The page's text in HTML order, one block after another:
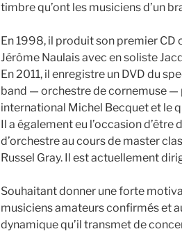
timbre qu’ont les musiciens d’un
En 1998, il produit son premier
Jérôme Naulais avec en soliste
En 2011, il enregistre un DVD du
band — orchestre de cornemuse —
international Michel Becquet et le
Il a également eu l’occasion
d’orchestre au cours de master
Russel Gray. Il est actuellement
Souhaitant donner une forte
musiciens amateurs confirmés et
dynamique qu’il transmet de